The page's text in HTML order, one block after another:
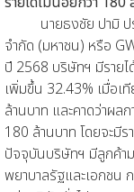
นายธงชัย ปามิ ประ
จำกัด (มหาชน) หรือ
ปี 2568 บริษัทฯ มีราย
เพิ่มขึ้น 32.43% เมื่อเ
ล้านบาท และคาดว่าผล
180 ล้านบาท โดยจะมี
ปัจจุบันบริษัทฯ มีลูกค้า
พยาบาลรัฐและเอกชน